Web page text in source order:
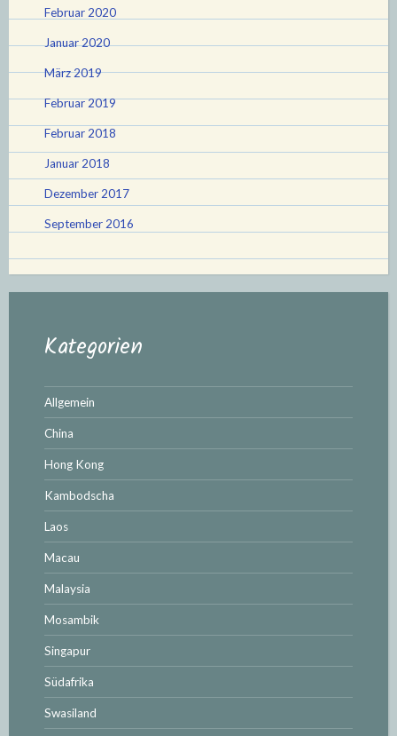
Februar 2020
Januar 2020
März 2019
Februar 2019
Februar 2018
Januar 2018
Dezember 2017
September 2016
Kategorien
Allgemein
China
Hong Kong
Kambodscha
Laos
Macau
Malaysia
Mosambik
Singapur
Südafrika
Swasiland